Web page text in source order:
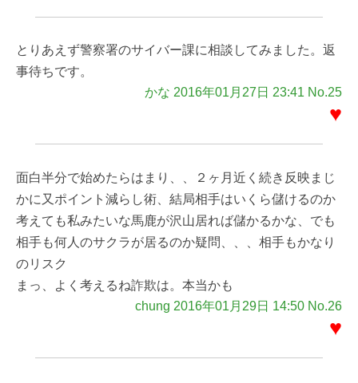
とりあえず警察署のサイバー課に相談してみました。返
事待ちです。
かな 2016年01月27日 23:41 No.25
♥
面白半分で始めたらはまり、、２ヶ月近く続き反映まじ
かに又ポイント減らし術、結局相手はいくら儲けるのか
考えても私みたいな馬鹿が沢山居れば儲かるかな、でも
相手も何人のサクラが居るのか疑問、、、相手もかなり
のリスク
まっ、よく考えるね詐欺は。本当かも
chung 2016年01月29日 14:50 No.26
♥